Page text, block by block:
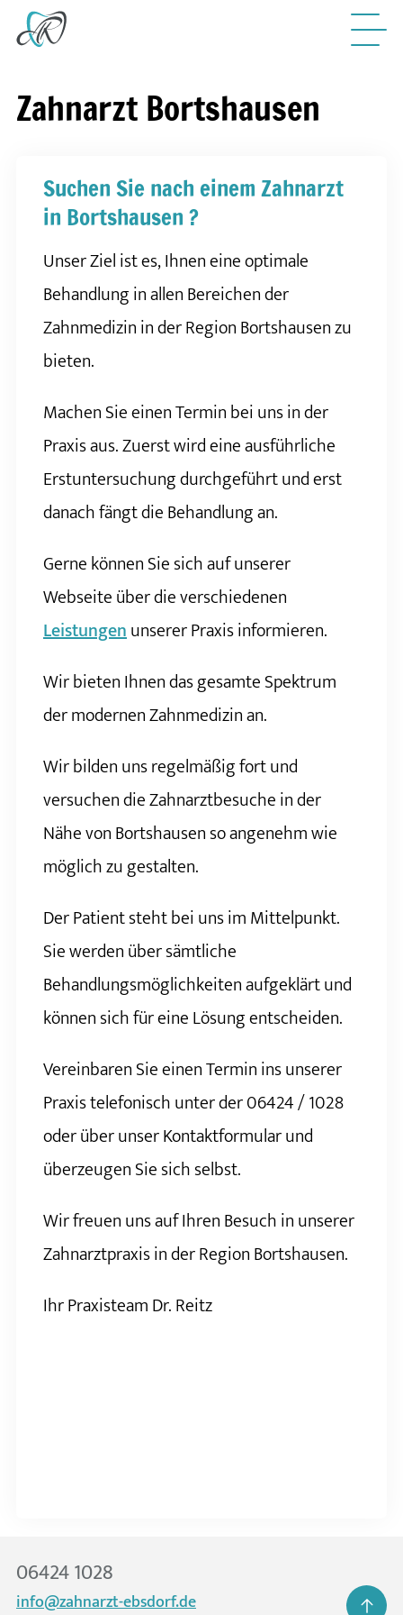
Zahnarzt Bortshausen
Suchen Sie nach einem Zahnarzt
in Bortshausen ?
Unser Ziel ist es, Ihnen eine optimale
Behandlung in allen Bereichen der
Zahnmedizin in der Region Bortshausen zu
bieten.
Machen Sie einen Termin bei uns in der
Praxis aus. Zuerst wird eine ausführliche
Erstuntersuchung durchgeführt und erst
danach fängt die Behandlung an.
Gerne können Sie sich auf unserer
Webseite über die verschiedenen
Leistungenunserer Praxis informieren.
Wir bieten Ihnen das gesamte Spektrum
der modernen Zahnmedizin an.
Wir bilden uns regelmäßig fort und
versuchen die Zahnarztbesuche in der
Nähe von Bortshausen so angenehm wie
möglich zu gestalten.
Der Patient steht bei uns im Mittelpunkt.
Sie werden über sämtliche
Behandlungsmöglichkeiten aufgeklärt und
können sich für eine Lösung entscheiden.
Vereinbaren Sie einen Termin ins unserer
Praxis telefonisch unter der 06424 / 1028
oder über unser Kontaktformular und
überzeugen Sie sich selbst.
Wir freuen uns auf Ihren Besuch in unserer
Zahnarztpraxis in der Region Bortshausen.
Ihr Praxisteam Dr. Reitz
06424 1028
info@zahnarzt-ebsdorf.de